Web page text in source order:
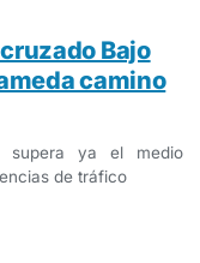
Bajo
camino
supera ya el medio
de tráfico